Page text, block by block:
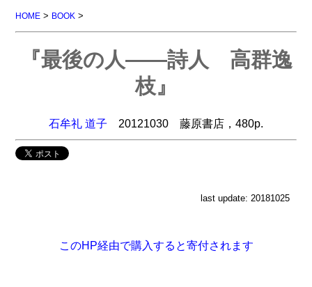
HOME > BOOK >
『最後の人――詩人 高群逸
枝』
石牟礼 道子 20121030 藤原書店，480p.
last update: 20181025
このHP経由で購入すると寄付されます